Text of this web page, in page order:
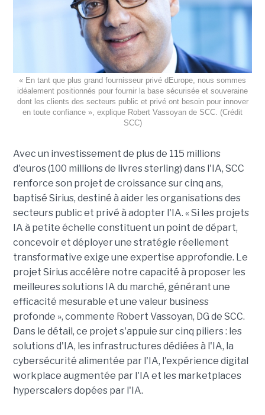
« En tant que plus grand fournisseur privé dEurope, nous sommes
idéalement positionnés pour fournir la base sécurisée et souveraine
dont les clients des secteurs public et privé ont besoin pour innover
en toute confiance », explique Robert Vassoyan de SCC. (Crédit
SCC)
Avec un investissement de plus de 115 millions
d'euros (100 millions de livres sterling) dans l'IA, SCC
renforce son projet de croissance sur cinq ans,
baptisé Sirius, destiné à aider les organisations des
secteurs public et privé à adopter l'IA. « Si les projets
IA à petite échelle constituent un point de départ,
concevoir et déployer une stratégie réellement
transformative exige une expertise approfondie. Le
projet Sirius accélère notre capacité à proposer les
meilleures solutions IA du marché, générant une
efficacité mesurable et une valeur business
profonde », commente Robert Vassoyan, DG de SCC.
Dans le détail, ce projet s'appuie sur cinq piliers : les
solutions d'IA, les infrastructures dédiées à l'IA, la
cybersécurité alimentée par l'IA, l'expérience digital
workplace augmentée par l'IA et les marketplaces
hyperscalers dopées par l'IA.